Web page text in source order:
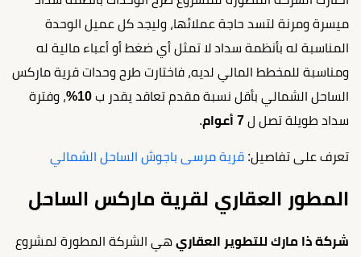
ميسرة ومرنة لتسد حاجة عملائها، وليجد كل عميل الوحدة
المناسبة له بأنظمة سداد لا تمثل أي ضغط أو أعباء مالية له
ومناسبة للمخطط المالي لديه، فاختارت طرح وحدات قرية ماركس
الساحل الشمالي بأقل نسبة مقدم تعاقد يقدر ب 10%
، وفترة
سداد طويلة تصل ل 7 أعوام .
تعرف على تفاصيل: قرية مرسى باجوش الساحل الشمالي
المطور العقاري لقرية ماركس الساحل
شركة ذا مارك للتطوير العقاري هي الشركة المطورة لمشروع